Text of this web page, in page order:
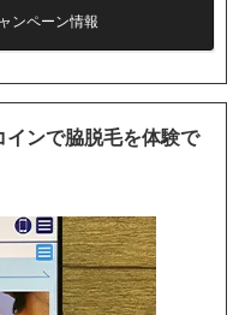
ンペーン情報
ンで脇脱毛を体験で